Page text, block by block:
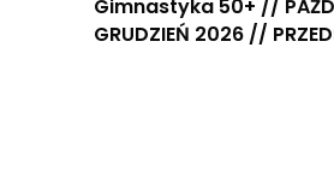
Gimnastyka 50+ //
GRUDZIEŃ 2026 //